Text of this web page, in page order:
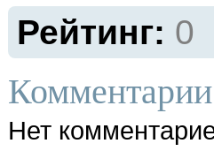
Рейтинг: 0
Нет